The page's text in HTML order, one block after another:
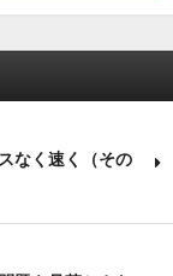
なく速く（その